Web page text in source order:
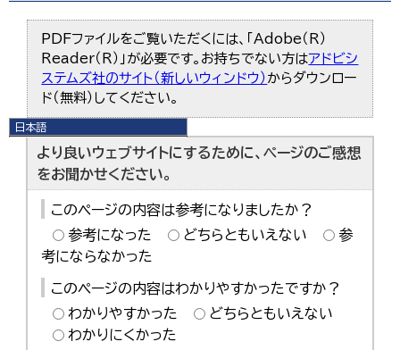
日本語
日本語
English
한국어
繁體中文
PDFファイルをご覧いただくには、「Adobe（R）
Reader（R）」が必要です。お持ちでない方はアドビシ
ステムズ社のサイト（新しいウィンドウ） からダウンロー
ド（無料）してください。
より良いウェブサイトにするために、ページのご感想
をお聞かせください。
このページの内容は参考になりましたか？
参考になった
どちらともいえない
参
考にならなかった
このページの内容はわかりやすかったですか？
わかりやすかった
どちらともいえない
わかりにくかった